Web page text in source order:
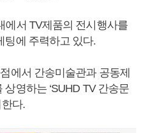
에서 TV제품의 전시행사를
팅에 주력하고 있다.
에서 간송미술관과 공동제
영하는 ‘SUHD TV 간송문
다.